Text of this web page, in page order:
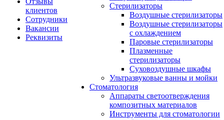
клиентов
Сотрудники
Вакансии
Реквизиты
Стерилизаторы
Воздушные стерилизаторы
Воздушные стерилизаторы
с охлаждением
Паровые стерилизаторы
Плазменные
стерилизаторы
Суховоздушные шкафы
Ультразвуковые ванны и мойки
Стоматология
Аппараты светоотверждения
композитных материалов
Инструменты для стоматологии